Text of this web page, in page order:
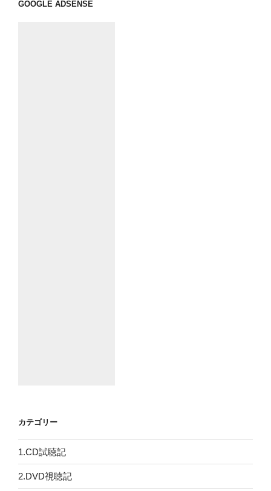
GOOGLE ADSENSE
カテゴリー
1.CD試聴記
2.DVD視聴記